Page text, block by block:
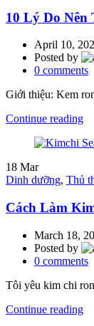
10 Lý Do Nên
April 10,
Posted by
0 comments
Giới thiệu: Kem
Continue reading
18 Mar
Dinh dưỡng, Thủ
Cách Làm
March 18,
Posted by
0 comments
Tôi yêu kim chi
Continue reading